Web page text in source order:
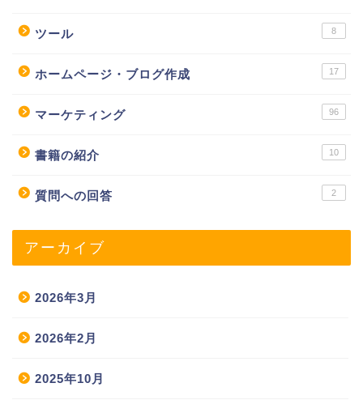
ツール 8
ホームページ・ブログ作成 17
マーケティング 96
書籍の紹介 10
質問への回答 2
アーカイブ
2026年3月
2026年2月
2025年10月